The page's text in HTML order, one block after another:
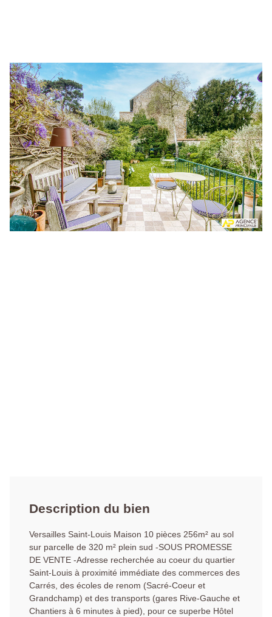
Description du bien
Versailles Saint-Louis Maison 10 pièces 256m² au sol
sur parcelle de 320 m² plein sud -SOUS PROMESSE
DE VENTE -Adresse recherchée au coeur du quartier
Saint-Louis à proximité immédiate des commerces des
Carrés, des écoles de renom (Sacré-Coeur et
Grandchamp) et des transports (gares Rive-Gauche et
Chantiers à 6 minutes à pied), pour ce superbe Hôtel